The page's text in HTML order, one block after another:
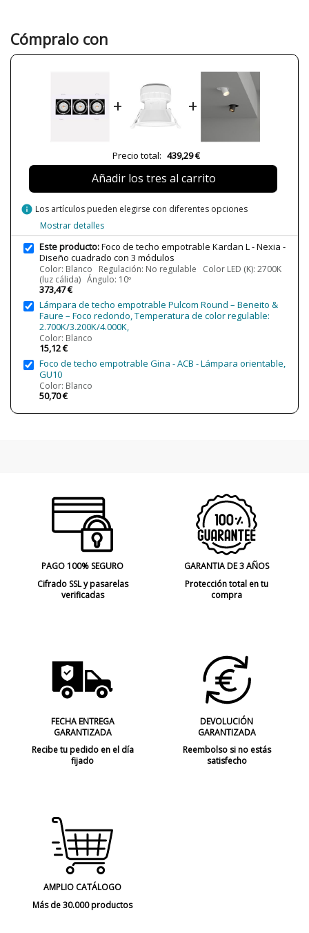
Ancho (cm)
19 cm
Plazo de Envío
a partir de septiembre
LED
Lumens (LED)
3x1800 lm
Potencia en Vatios
19W
Temperatura de Color
2700K (luz cálida)
4000K (luz neutra-fría)
Vida Útil Aproximada LED
50000 h
CRI (LED)
90
Bombilla Incluida?
Protección IP
IP20 (solo uso interior)
Regulación
Regulable Bluetooth
Ángulo de luz
Cómpralo con
+ +
Precio total: 439,29 €
Añadir los tres al carrito
info Los artículos pueden elegirse con diferentes opciones
Mostrar detalles
Este producto:Foco de techo empotrable Kardan L - Nexia -
Diseño cuadrado con 3 módulos
Color: Blanco Regulación: No regulable Color LED (K): 2700K
(luz cálida) Ángulo: 10º
373,47 €
Lámpara de techo empotrable Pulcom Round – Beneito &
Faure – Foco redondo, Temperatura de color regulable:
2.700K/3.200K/4.000K,
Color: Blanco
15,12 €
Foco de techo empotrable Gina - ACB - Lámpara orientable,
GU10
Color: Blanco
50,70 €
PAGO 100% SEGURO
Cifrado SSL y pasarelas
verificadas
GARANTIA DE 3 AÑOS
Protección total en tu
compra
FECHA ENTREGA
GARANTIZADA
Recibe tu pedido en el día
fijado
DEVOLUCIÓN
GARANTIZADA
Reembolso si no estás
satisfecho
AMPLIO CATÁLOGO
Más de 30.000 productos